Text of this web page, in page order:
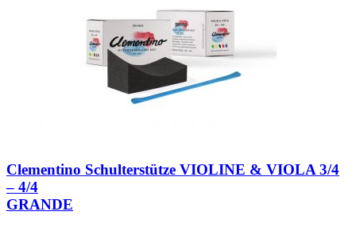
Clementino Schulterstütze VIOLINE & VIOLA 3/4
– 4/4
GRANDE